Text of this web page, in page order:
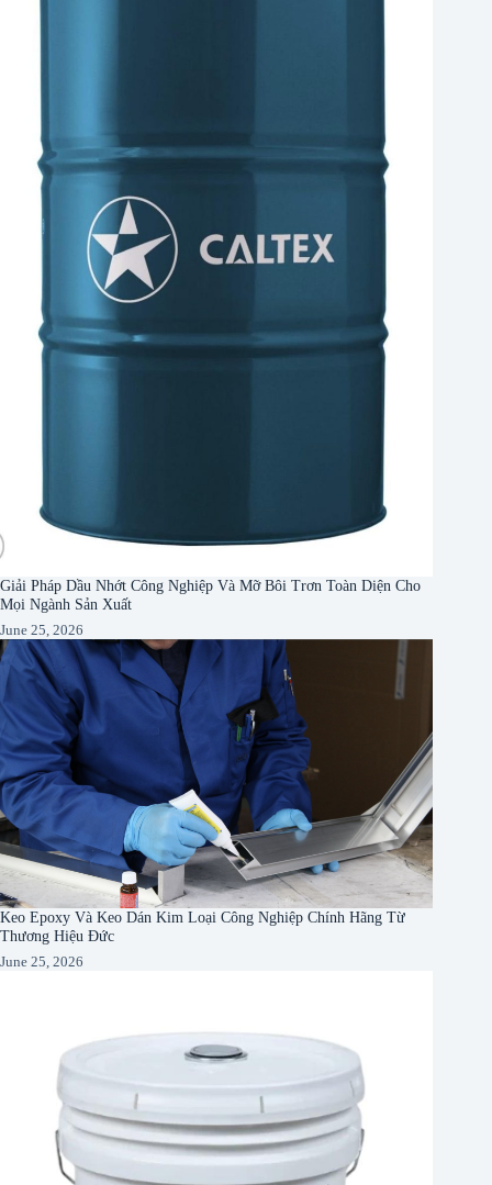
Giải Pháp Dầu Nhớt Công Nghiệp Và Mỡ Bôi Trơn Toàn Diện Cho
Mọi Ngành Sản Xuất
June 25, 2026
Keo Epoxy Và Keo Dán Kim Loại Công Nghiệp Chính Hãng Từ
Thương Hiệu Đức
June 25, 2026